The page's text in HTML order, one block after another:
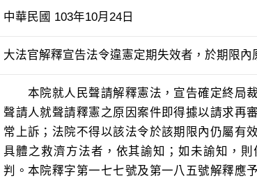
中華民國 103年10月24日
大法官解釋宣告法令違憲定期失效者，於期限
本院就人民聲請解釋憲法，宣告確定終局
聲請人就聲請釋憲之原因案件即得據以請求再
常上訴；法院不得以該法令於該期限內仍屬有
具體之救濟方法者，依其諭知；如未諭知，
判。本院釋字第一七七號及第一八五號解釋應